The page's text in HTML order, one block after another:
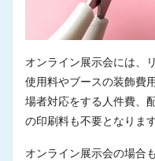
オンライン展示会には、
使用料やブースの装飾費
場者対応をする人件費、
の印刷料も不要となります
オンライン展示会の場合